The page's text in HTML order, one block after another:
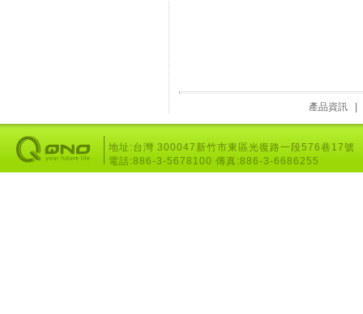
產品資訊
地址:台灣 300047新竹市東區光復路一段576巷17號
電話:886-3-5678100 傳真:886-3-6686255